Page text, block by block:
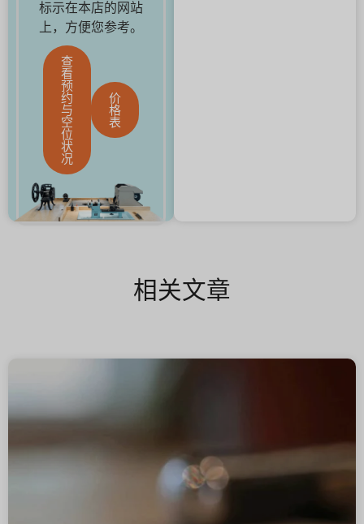
标示在本店的网站
上，方便您参考。
查
看
预
约
与
空
位
状
况
价
格
表
相关文章